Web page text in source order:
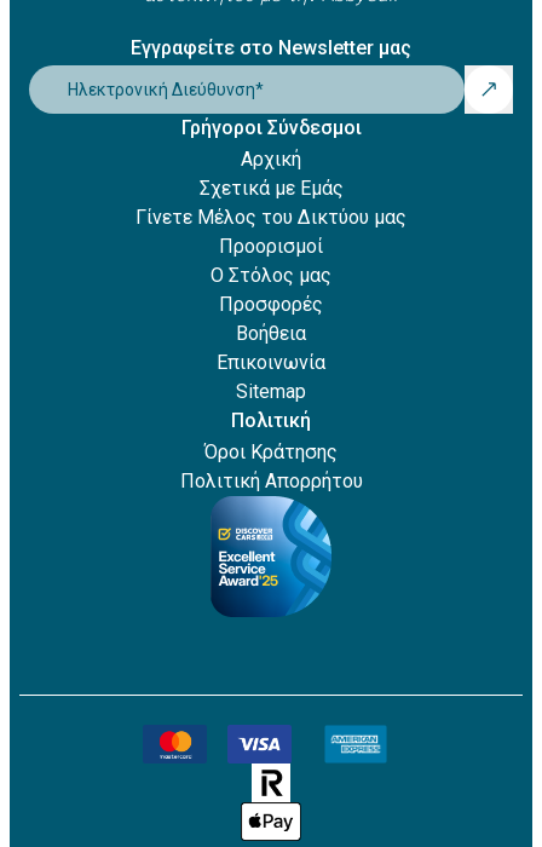
Εγγραφείτε στο Newsletter μας
Ηλεκτρονική Διεύθυνση*
Γρήγοροι Σύνδεσμοι
Αρχική
Σχετικά με Εμάς
Γίνετε Μέλος του Δικτύου μας
Προορισμοί
Ο Στόλος μας
Προσφορές
Βοήθεια
Επικοινωνία
Sitemap
Πολιτική
Όροι Κράτησης
Πολιτική Απορρήτου